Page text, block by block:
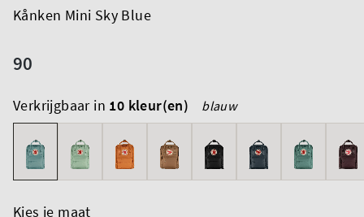
Kånken Mini Sky Blue
90
Verkrijgbaar in 10 kleur(en) blauw
Kies je maat